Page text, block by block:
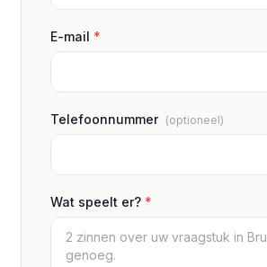
E-mail *
Telefoonnummer (optioneel)
Wat speelt er? *